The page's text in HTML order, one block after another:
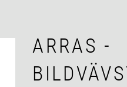
ARRAS -